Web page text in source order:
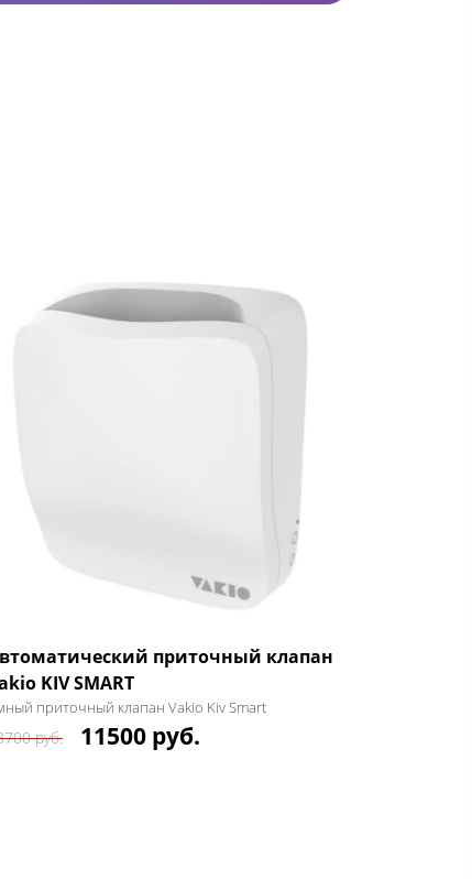
приточный клапан
KIV SMART
приточный клапан Vakio Kiv Smart
руб. 11500 руб.